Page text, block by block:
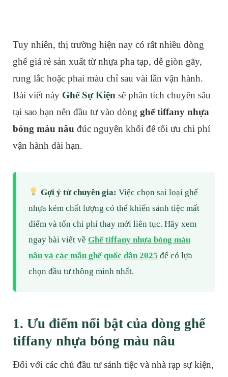
Tuy nhiên, thị trường hiện nay có rất nhiều dòng
ghế giá rẻ sản xuất từ nhựa pha tạp, dễ giòn gãy,
rung lắc hoặc phai màu chỉ sau vài lần vận hành.
Bài viết này Ghế Sự Kiện sẽ phân tích chuyên sâu
tại sao bạn nên đầu tư vào dòng ghế tiffany nhựa
bóng màu nâu đúc nguyên khối để tối ưu chi phí
vận hành dài hạn.
Gợi ý từ chuyên gia: Việc chọn sai loại ghế
nhựa kém chất lượng có thể khiến sảnh tiệc mất
điểm và tốn chi phí thay mới liên tục. Hãy xem
ngay bài viết về Ghế tiffany nhựa bóng màu
nâu và các mẫu ghế quốc dân 2025 để có lựa
chọn đầu tư thông minh nhất.
1. Ưu điểm nổi bật của dòng ghế
tiffany nhựa bóng màu nâu
Đối với các chủ đầu tư sảnh tiệc và nhà rạp sự kiện,